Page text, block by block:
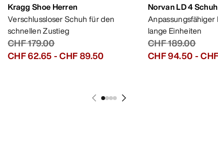
Kragg Shoe Herren
Verschlussloser Schuh für den
schnellen Zustieg
CHF 179.00
CHF 62.65-CHF 89.50
Norvan LD 4
lange Einheiten
CHF 189.00
CHF 94.50 -